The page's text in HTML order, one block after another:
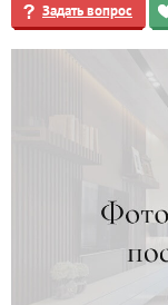
Задать вопрос